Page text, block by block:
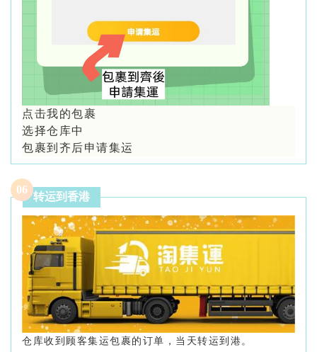
点击我的包裹
选择仓库中
包裹到齐后申请集运
06
转运到香港
仓库收到顾客集运包裹的订单，当天转运到港。